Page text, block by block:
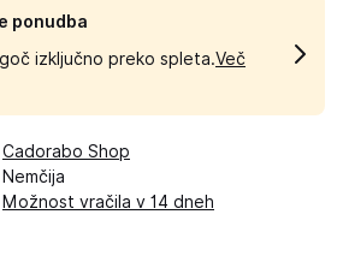
ponudba
izključno preko spleta.Več
Cadorabo Shop
Nemčija
Možnost vračila v 14 dneh